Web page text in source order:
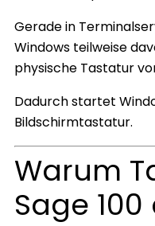
Gerade in
Windows teilweise
physische Tastatur
Dadurch startet
Bildschirmtastatur.
Warum
Sage